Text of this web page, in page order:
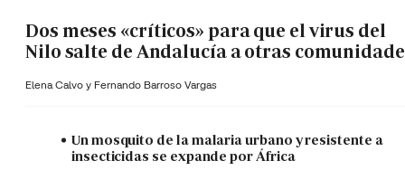
Dos meses «críticos» para que el virus del
Nilo salte de Andalucía a otras
Elena Calvo y Fernando Barroso Vargas
Un mosquito de la malaria urbano y resistente a
insecticidas se expande por África